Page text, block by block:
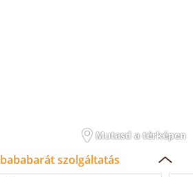
Mutasd a térképen
bababarát szolgáltatás